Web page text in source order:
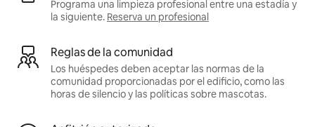
Programa una limpieza profesional entre una estadía y
la siguiente. Reserva un profesional
Reglas de la comunidad
Los huéspedes deben aceptar las normas de la
comunidad proporcionadas por el edificio, como las
horas de silencio y las políticas sobre mascotas.